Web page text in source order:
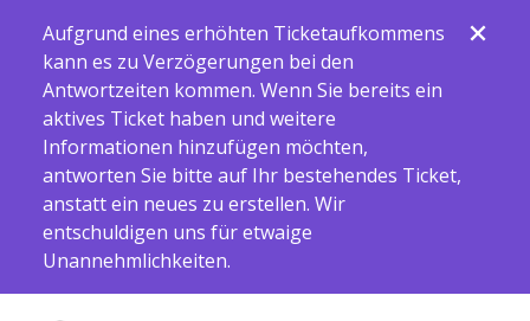
Aufgrund eines erhöhten Ticketaufkommens
kann es zu Verzögerungen bei den
Antwortzeiten kommen. Wenn Sie bereits ein
aktives Ticket haben und weitere
Informationen hinzufügen möchten,
antworten Sie bitte auf Ihr bestehendes Ticket,
anstatt ein neues zu erstellen. Wir
entschuldigen uns für etwaige
Unannehmlichkeiten.